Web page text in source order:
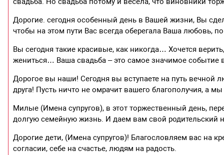
Дорогие. сегодня особенный день в Вашей жизни, Вы
чтобы на этом пути Вас всегда оберегала Ваша любовь,
Вы сегодня такие красивые, как никогда… Хочется
жениться… Ваша свадьба – это самое значимое событие
Дорогое вы наши! Сегодня вы вступаете на путь вечной
друга! Пусть ничто не омрачит вашего благополучия, а
Милые (Имена супругов), в этот торжественный день,
долгую семейную жизнь. И даем вам свой родительский
Дорогие дети, (Имена супругов)! Благословляем вас на
согласии, себе на счастье, людям на радость.